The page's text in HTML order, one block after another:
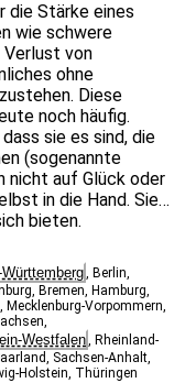
die Stärke eines
wie schwere
Verlust von
ohne
Diese
noch häufig.
sie es sind, die
(sogenannte
nicht auf Glück oder
in die Hand. Sie
bieten.
Optimismus,
Württemberg, Berlin,
, Bremen, Hamburg,
, Mecklenburg-Vorpommern,
,
Westfalen, Rheinland-
, Sachsen-Anhalt,
Holstein, Thüringen